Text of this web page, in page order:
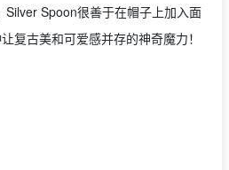
Spoon很善于在帽子上加入面
复古美和可爱感并存的神奇魔力！